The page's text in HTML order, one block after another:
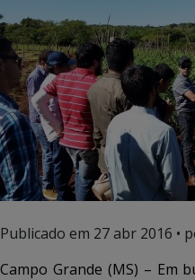
Publicado em 27 abr 2016 •
Campo Grande (MS) – Em